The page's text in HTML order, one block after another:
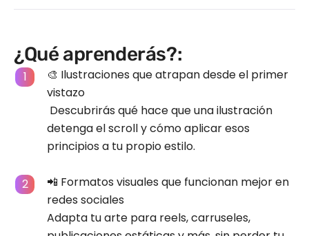
¿Qué aprenderás?:
🎨 Ilustraciones que atrapan desde el primer
vistazo
Descubrirás qué hace que una ilustración
detenga el scroll y cómo aplicar esos
principios a tu propio estilo.
📲 Formatos visuales que funcionan mejor en
redes sociales
Adapta tu arte para reels, carruseles,